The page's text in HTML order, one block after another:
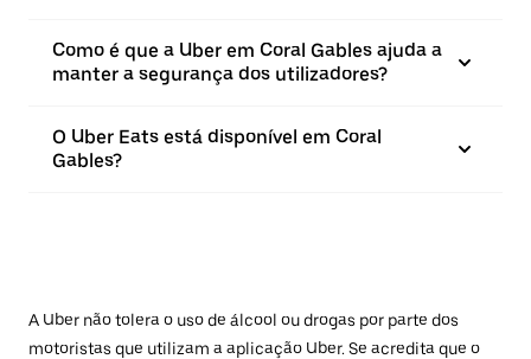
Como é que a Uber em Coral Gables ajuda a
manter a segurança dos utilizadores?
O Uber Eats está disponível em Coral
Gables?
A Uber não tolera o uso de álcool ou drogas por parte dos
motoristas que utilizam a aplicação Uber. Se acredita que o